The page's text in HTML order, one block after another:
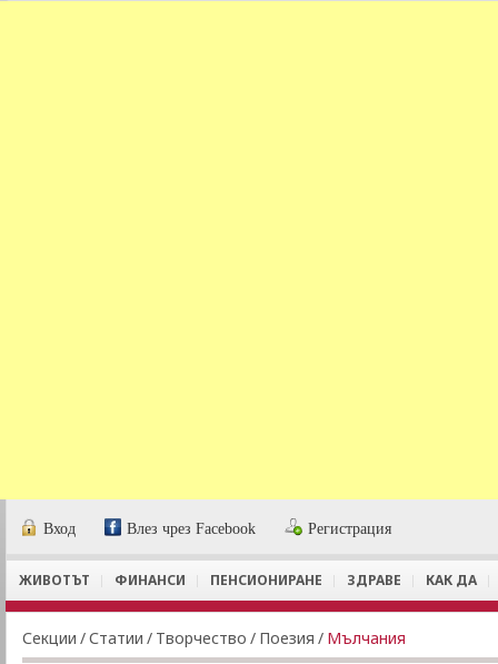
Вход Влез чрез Facebook Регистрация
ЖИВОТЪТ ФИНАНСИ ПЕНСИОНИРАНЕ ЗДРАВЕ КАК ДА
Секции /Статии / Творчество / Поезия / Мълчания